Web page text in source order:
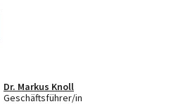
Dr. Markus Knoll
Geschäftsführer/in